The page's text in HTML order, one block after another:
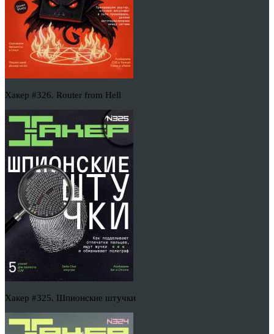
Хакер #326. Router from Hell
Хакер #325. Шпионские штучки